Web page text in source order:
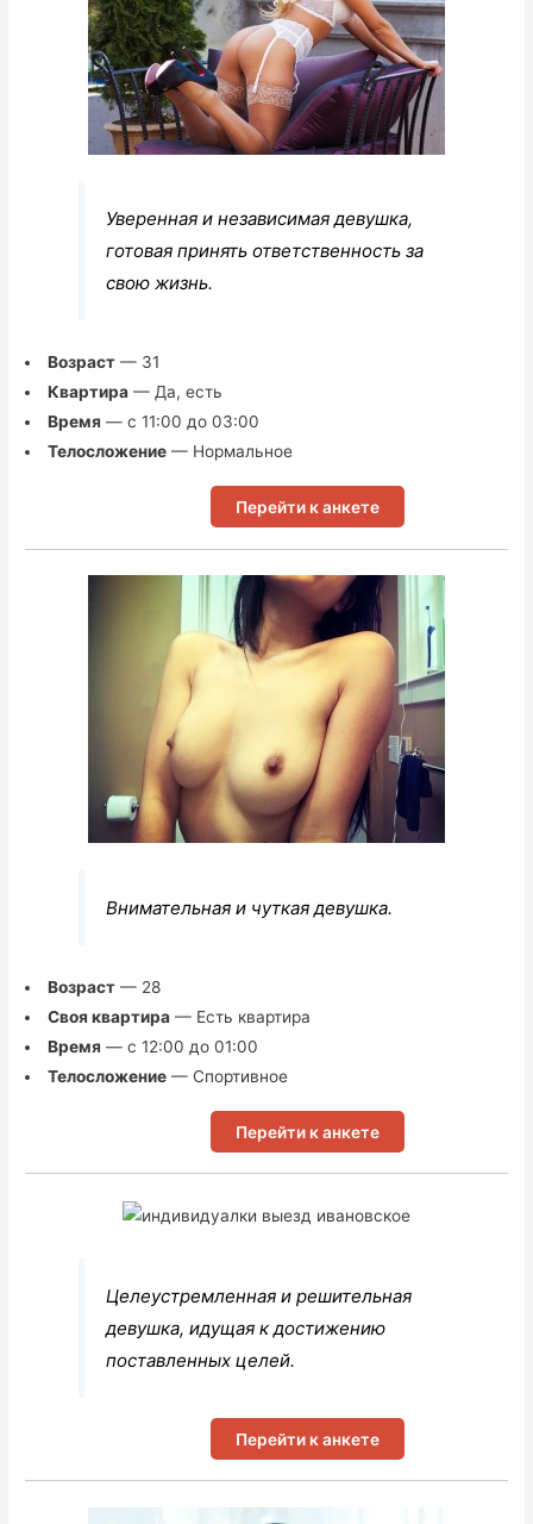
Уверенная и независимая девушка,
готовая принять ответственность за
свою жизнь.
Возраст— 31
Квартира— Да, есть
Время — с 11:00 до 03:00
Телосложение— Нормальное
Перейти к анкете
Внимательная и чуткая девушка.
Возраст— 28
Своя квартира— Есть квартира
Время — с 12:00 до 01:00
Телосложение— Спортивное
Перейти к анкете
Целеустремленная и решительная
девушка, идущая к достижению
поставленных целей.
Перейти к анкете